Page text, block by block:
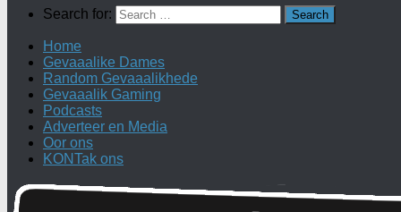
Search for:
Home
Gevaaalike Dames
Random Gevaaalikhede
Gevaaalik Gaming
Podcasts
Adverteer en Media
Oor ons
KONTak ons